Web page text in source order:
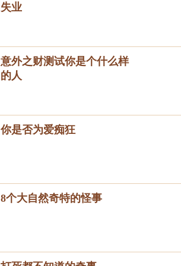
失业
意外之财测试你是个什么样
的人
你是否为爱痴狂
8个大自然奇特的怪事